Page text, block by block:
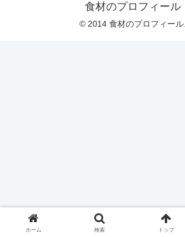
食材のプロフィール
© 2014 食材のプロフィール.
ホーム 検索 トップ